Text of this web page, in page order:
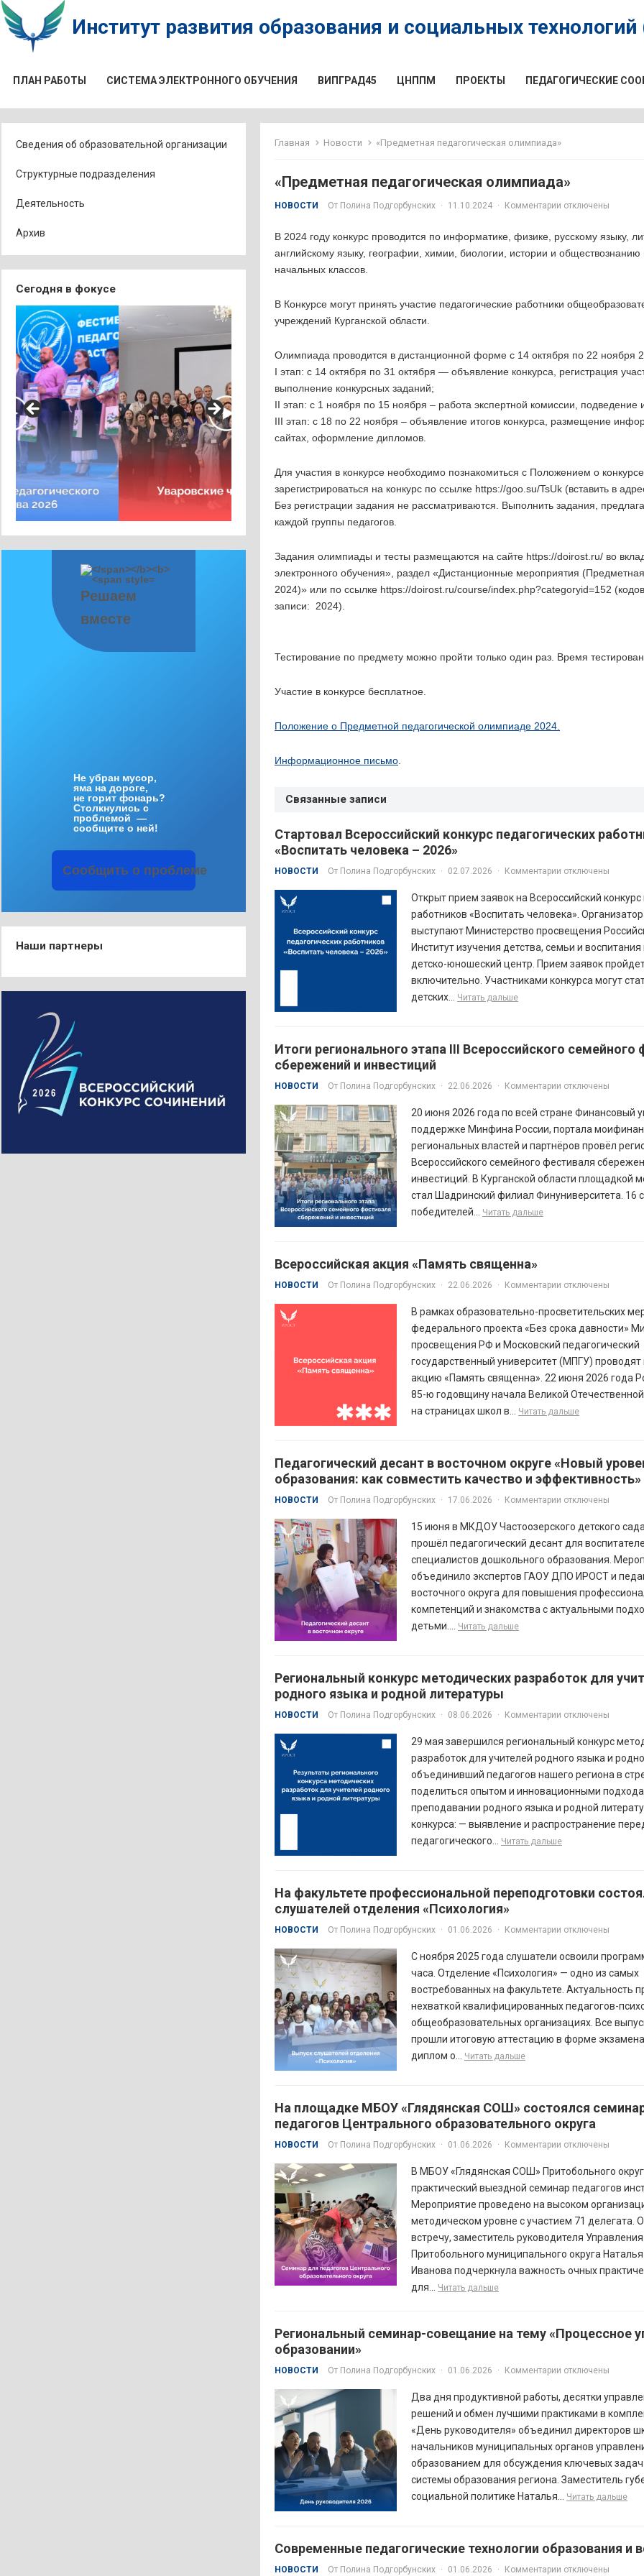
Институт развития образования и социальных технологий
ПЛАН РАБОТЫ СИСТЕМА ЭЛЕКТРОННОГО ОБУЧЕНИЯ ВИПГРАД45 ЦНППМ ПРОЕКТЫ ПЕДАГОГИЧЕСКИЕ
Сведения об образовательной организации
Структурные подразделения
Деятельность
Архив
Сегодня в фокусе
Решаем
вместе
Не убран мусор,
яма на дороге,
не горит фонарь?
Столкнулись с
проблемой —
сообщите о ней!
Сообщить о проблеме
Наши партнеры
Главная Новости «Предметная педагогическая олимпиада»
«Предметная педагогическая олимпиада»
НОВОСТИ От Полина Подгорбунских · 11.10.2024 · Комментарии отключены
В 2024 году конкурс проводится по информатике, физике, русскому языку,
английскому языку, географии, химии, биологии, истории и обществознанию
начальных классов.
В Конкурсе могут принять участие педагогические работники
учреждений Курганской области.
Олимпиада проводится в дистанционной форме с 14 октября по 22 ноября
I этап: с 14 октября по 31 октября — объявление конкурса, регистрация
выполнение конкурсных заданий;
II этап: с 1 ноября по 15 ноября – работа экспертной комиссии, подведение
III этап: с 18 по 22 ноября – объявление итогов конкурса, размещение
сайтах, оформление дипломов.
Для участия в конкурсе необходимо познакомиться с Положением о
зарегистрироваться на конкурс по ссылке https://goo.su/TsUk (вставить в
Без регистрации задания не рассматриваются. Выполнить задания,
каждой группы педагогов.
Задания олимпиады и тесты размещаются на сайте https://doirost.ru/ во
электронного обучения», раздел «Дистанционные мероприятия
2024)» или по ссылке https://doirost.ru/course/index.php?categoryid=152
записи: 2024).
Тестирование по предмету можно пройти только один раз. Время
Участие в конкурсе бесплатное.
Положение о Предметной педагогической олимпиаде 2024.
Информационное письмо
Связанные записи
Стартовал Всероссийский конкурс педагогических
«Воспитать человека – 2026»
НОВОСТИ От Полина Подгорбунских · 02.07.2026 · Комментарии отключены
Открыт прием заявок на Всероссийский конкурс
работников «Воспитать человека».
выступают Министерство просвещения
Институт изучения детства, семьи и воспитания
детско-юношеский центр. Прием заявок
включительно. Участниками конкурса могут
детских...
Читать дальше
Итоги регионального этапа III Всероссийского семейного
сбережений и инвестиций
НОВОСТИ От Полина Подгорбунских · 22.06.2026 · Комментарии отключены
20 июня 2026 года по всей стране Финансовый
поддержке Минфина России, портала
региональных властей и партнёров провёл
Всероссийского семейного фестиваля
инвестиций. В Курганской области площадкой
стал Шадринский филиал Финуниверситета. 16
победителей...
Читать дальше
Всероссийская акция «Память священна»
НОВОСТИ От Полина Подгорбунских · 22.06.2026 · Комментарии отключены
В рамках образовательно-просветительских
федерального проекта «Без срока давности»
просвещения РФ и Московский педагогический
государственный университет (МПГУ) проводят
акцию «Память священна». 22 июня 2026 года
85-ю годовщину начала Великой
на страницах школ в...
Читать дальше
Педагогический десант в восточном округе «Новый
образования: как совместить качество и эффективность»
НОВОСТИ От Полина Подгорбунских · 17.06.2026 · Комментарии отключены
15 июня в МКДОУ Частоозерского детского
прошёл педагогический десант для
специалистов дошкольного образования.
объединило экспертов ГАОУ ДПО ИРОСТ и
восточного округа для повышения
компетенций и знакомства с актуальными
детьми....
Читать дальше
Региональный конкурс методических разработок для
родного языка и родной литературы
НОВОСТИ От Полина Подгорбунских · 08.06.2026 · Комментарии отключены
29 мая завершился региональный конкурс
разработок для учителей родного языка и
объединивший педагогов нашего региона в
поделиться опытом и инновационными
преподавании родного языка и родной
конкурса: — выявление и распространение
педагогического...
Читать дальше
На факультете профессиональной переподготовки
слушателей отделения «Психология»
НОВОСТИ От Полина Подгорбунских · 01.06.2026 · Комментарии отключены
С ноября 2025 года слушатели освоили
часа. Отделение «Психология» — одно из самых
востребованных на факультете. Актуальность
нехваткой квалифицированных педагогов-
общеобразовательных организациях. Все
прошли итоговую аттестацию в форме
диплом о...
Читать дальше
На площадке МБОУ «Глядянская СОШ» состоялся
педагогов Центрального образовательного округа
НОВОСТИ От Полина Подгорбунских · 01.06.2026 · Комментарии отключены
В МБОУ «Глядянская СОШ» Притобольного
практический выездной семинар педагогов
Мероприятие проведено на высоком
методическом уровне с участием 71 делегата.
встречу, заместитель руководителя
Притобольного муниципального округа
Иванова подчеркнула важность очных
для...
Читать дальше
Региональный семинар-совещание на тему «Процессное
образовании»
НОВОСТИ От Полина Подгорбунских · 01.06.2026 · Комментарии отключены
Два дня продуктивной работы, десятки
решений и обмен лучшими практиками в
«День руководителя» объединил директоров
начальников муниципальных органов
образованием для обсуждения ключевых задач
системы образования региона. Заместитель
социальной политике Наталья...
Читать дальше
Современные педагогические технологии образования и
НОВОСТИ От Полина Подгорбунских · 01.06.2026 · Комментарии отключены